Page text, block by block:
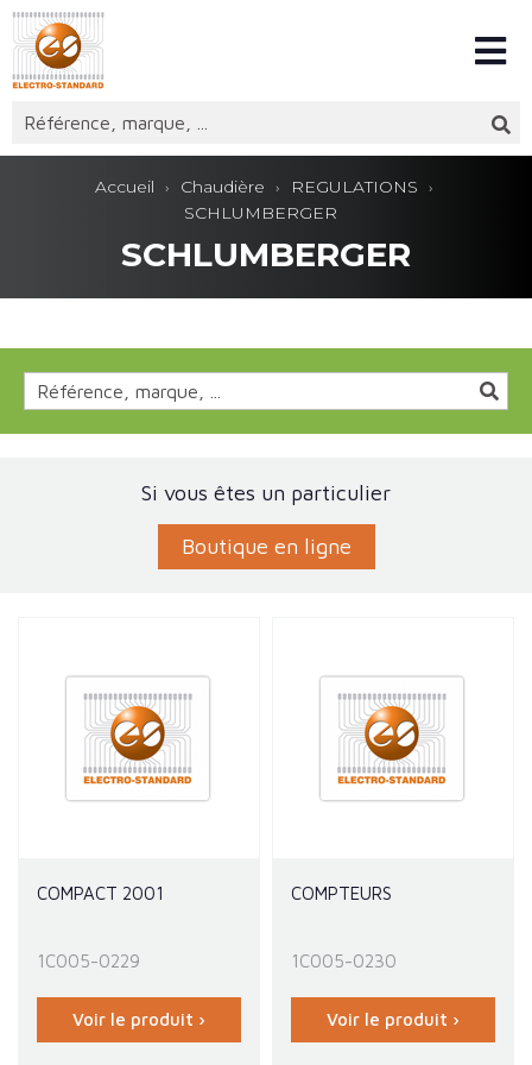
Accueil Chaudière
REGULATIONS
SCHLUMBERGER
SCHLUMBERGER
Si vous êtes un particulier
Boutique en ligne
COMPACT 2001
1C005-0229
Voir le produit ›
COMPTEURS
1C005-0230
Voir le produit ›